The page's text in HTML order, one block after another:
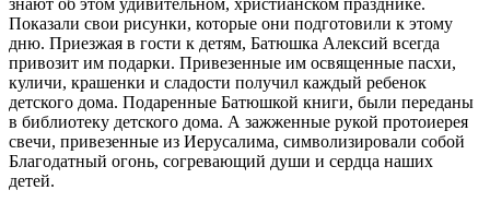
знают об этом удивительном, христианском празднике.
Показали свои рисунки, которые они подготовили к этому
дню. Приезжая в гости к детям, Батюшка Алексий всегда
привозит им подарки. Привезенные им освященные пасхи,
куличи, крашенки и сладости получил каждый ребенок
детского дома. Подаренные Батюшкой книги, были переданы
в библиотеку детского дома. А зажженные рукой протоиерея
свечи, привезенные из Иерусалима, символизировали собой
Благодатный огонь, согревающий души и сердца наших
детей.